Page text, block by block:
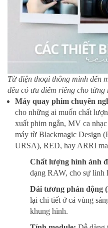
Từ điện thoại thông minh đến
đều có ưu điểm riêng cho từng
Máy quay phim chuyên
cho những ai muốn chất
xuất phim ngắn, MV ca
máy từ Blackmagic Design
URSA), RED, hay ARRI
Chất lượng hình ảnh
dạng RAW, cho sự linh
Dải tương phản động
lại chi tiết ở cả vùng
khung hình.